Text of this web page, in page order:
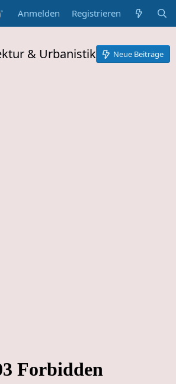
Anmelden Registrieren
& Urbanistik Neue Beiträge